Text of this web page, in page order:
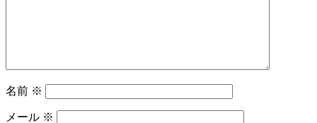
名前 ※
メール ※